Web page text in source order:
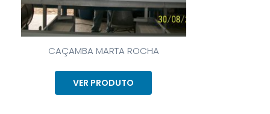
CAÇAMBA MARTA ROCHA
VER PRODUTO